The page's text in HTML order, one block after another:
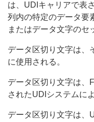
は、UDIキャリアで表
列内の特定のデータ要
またはデータ文字のセ
データ区切り文字は、
に使用される。
データ区切り文字は、
されたUDIシステムに
データ区切り文字は、